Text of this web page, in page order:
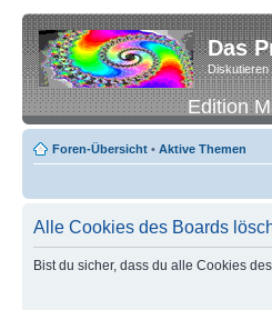
Das
Diskutieren
Edition
Foren-Übersicht • Aktive Themen
Alle Cookies des Boards
Bist du sicher, dass du alle Cookies